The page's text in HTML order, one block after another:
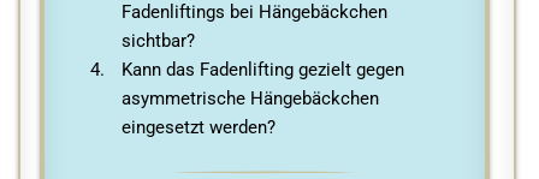
Fadenliftings bei Hängebäckchen
sichtbar?
Kann das Fadenlifting gezielt gegen
asymmetrische Hängebäckchen
eingesetzt werden?